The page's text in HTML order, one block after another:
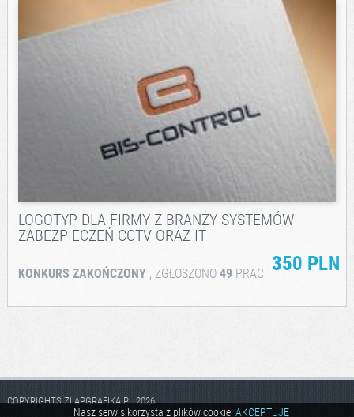
LOGOTYP DLA FIRMY Z BRANŻY SYSTEMÓW
ZABEZPIECZEŃ CCTV ORAZ IT
KONKURS ZAKOŃCZONY, ZGŁOSZONO 49PRAC 350 PLN
COPYRIGHTS ZLAPGRAFIKA.PL 2026
Nasz serwis korzysta z plików cookie. AKCEPTUJĘ